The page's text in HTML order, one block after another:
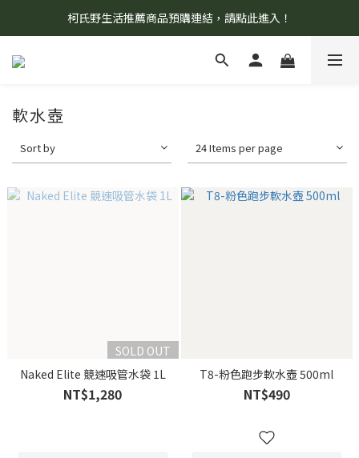
8/7 當天暫停開放工作室。請見諒！
柯氏野生活推薦商品預購連結，請點此進入！
8/7 當天暫停開放工作室。請見諒！
軟水壺
Sort by 24 Items per page
SOLD OUT
Naked Elite 競速吸管水袋 1L
NT$1,280
T8-粉色跑步軟水壺 500ml
NT$490